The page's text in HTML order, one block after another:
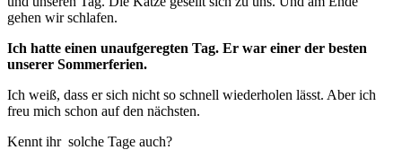
gehen wir schlafen.
Ich hatte einen unaufgeregten Tag. Er war einer der besten
unserer Sommerferien.
Ich weiß, dass er sich nicht so schnell wiederholen lässt. Aber ich
freu mich schon auf den nächsten.
Kennt ihr solche Tage auch?